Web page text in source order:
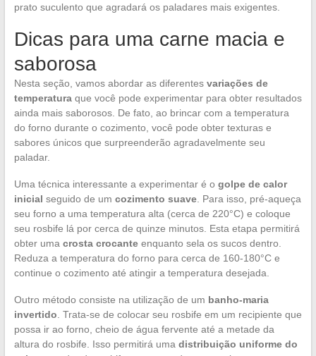
prato suculento que agradará os paladares mais exigentes.
Dicas para uma carne macia e
saborosa
Nesta seção, vamos abordar as diferentes variações de
temperaturaque você pode experimentar para obter resultados
ainda mais saborosos. De fato, ao brincar com a temperatura
do forno durante o cozimento, você pode obter texturas e
sabores únicos que surpreenderão agradavelmente seu
paladar.
Uma técnica interessante a experimentar é o golpe de calor
inicial seguido de um cozimento suave. Para isso, pré-aqueça
seu forno a uma temperatura alta (cerca de 220°C) e coloque
seu rosbife lá por cerca de quinze minutos. Esta etapa permitirá
obter uma crosta crocanteenquanto sela os sucos dentro.
Reduza a temperatura do forno para cerca de 160-180°C e
continue o cozimento até atingir a temperatura desejada.
Outro método consiste na utilização de um banho-maria
invertido . Trata-se de colocar seu rosbife em um recipiente que
possa ir ao forno, cheio de água fervente até a metade da
altura do rosbife. Isso permitirá uma distribuição uniforme do